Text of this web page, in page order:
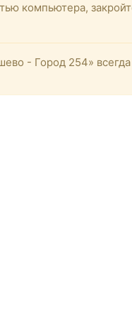
компьютера,
- Город 254» всегда